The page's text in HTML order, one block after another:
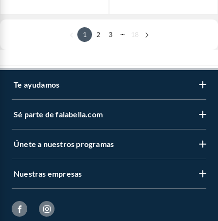
1 2 3 ... 18
Te ayudamos
Sé parte de falabella.com
Únete a nuestros programas
Nuestras empresas